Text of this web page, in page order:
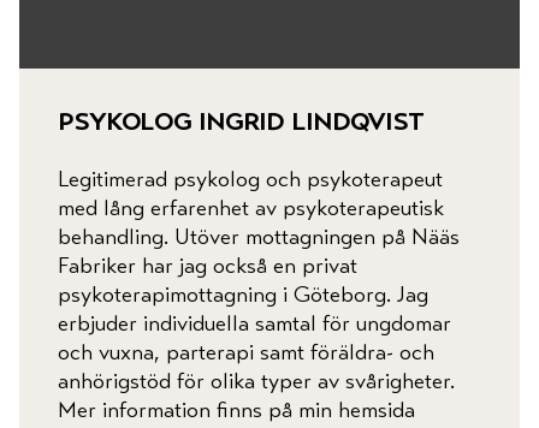
psykolog ingrid lindqvist
Legitimerad psykolog och psykoterapeut
med lång erfarenhet av psykoterapeutisk
behandling. Utöver mottagningen på Nääs
Fabriker har jag också en privat
psykoterapimottagning i Göteborg. Jag
erbjuder individuella samtal för ungdomar
och vuxna, parterapi samt föräldra- och
anhörigstöd för olika typer av svårigheter.
Mer information finns på min hemsida